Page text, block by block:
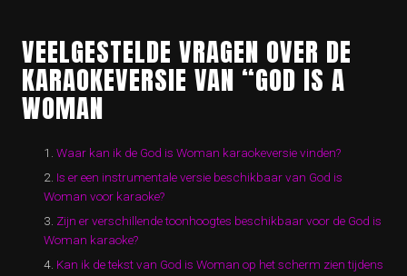
VEELGESTELDE VRAGEN OVER DE
KARAOKEVERSIE VAN “GOD IS A
WOMAN
Waar kan ik de God is Woman karaokeversie vinden?
Is er een instrumentale versie beschikbaar van God is
Woman voor karaoke?
Zijn er verschillende toonhoogtes beschikbaar voor de God is
Woman karaoke?
Kan ik de tekst van God is Woman op het scherm zien tijdens